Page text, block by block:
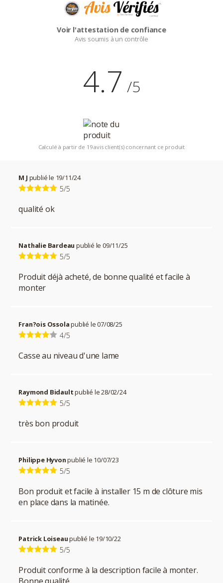
Voir l'attestation de confiance
Avis soumis à un contrôle
4.7 /5
Calculé à partir de 19 avis client(s) concernant ce produit
M J publié le 19/11/24
5/5
qualité ok
Nathalie Bardeau publié le 09/11/25
5/5
Produit déjà acheté, de bonne qualité et facile à
monter
Fran?ois Ossolapublié le 07/08/25
4/5
Casse au niveau d'une lame
Raymond Bidaultpublié le 28/02/24
5/5
très bon produit
Philippe Hyvonpublié le 10/07/23
5/5
Bon produit et facile à installer 15 m de clôture mis
en place dans la matinée.
Patrick Loiseaupublié le 19/10/22
5/5
Produit conforme à la description facile à monter.